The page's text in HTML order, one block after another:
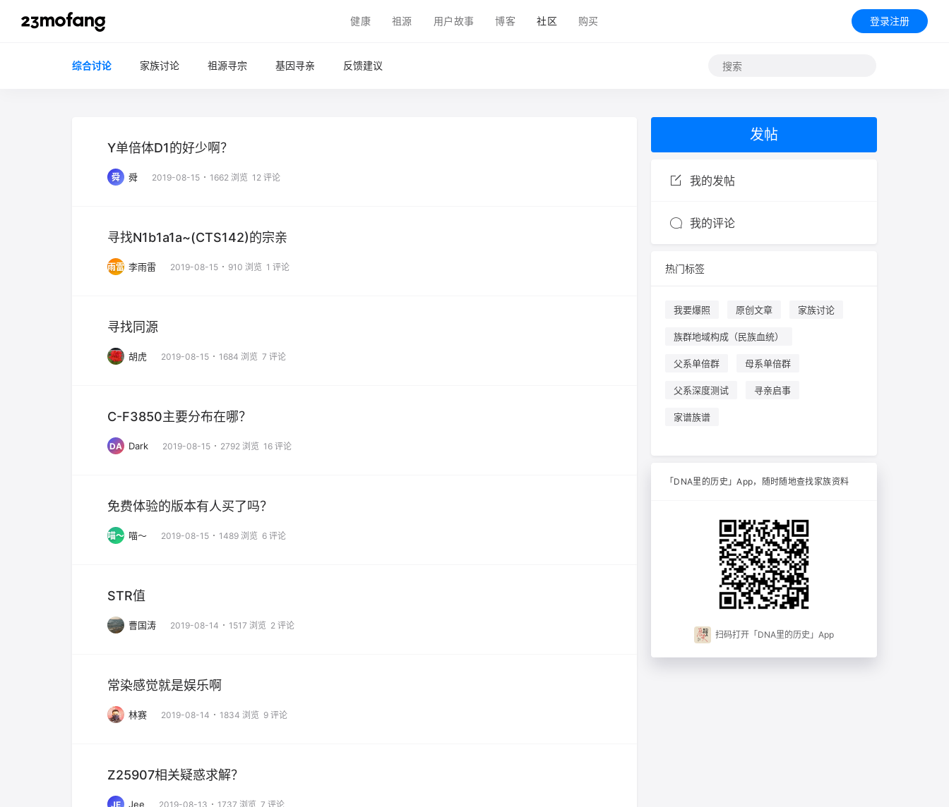
健康 祖源 用户故事 博客 社区 购买 登录注册
综合讨论 家族讨论 祖源寻宗 基因寻亲 反馈建议
Y单倍体D1的好少啊？
舜 舜 2019-08-15 1662 浏览 12 评论
寻找N1b1a1a~(CTS142)的宗亲
雨雷 李雨雷 2019-08-15 910 浏览 1 评论
寻找同源
胡虎 2019-08-15 1684 浏览 7 评论
C-F3850主要分布在哪？
DA Dark 2019-08-15 2792 浏览 16 评论
免费体验的版本有人买了吗？
喵～ 喵～ 2019-08-15 1489 浏览 6 评论
STR值
曹国涛 2019-08-14 1517 浏览 2 评论
常染感觉就是娱乐啊
林赛 2019-08-14 1834 浏览 9 评论
Z25907相关疑惑求解？
JE Jee 2019-08-13 1737 浏览 7 评论
发帖
我的发帖
我的评论
热门标签
我要爆照 原创文章 家族讨论
族群地域构成（民族血统）
父系单倍群 母系单倍群
父系深度测试 寻亲启事
家谱族谱
「DNA里的历史」App，随时随地查找家族资料
扫码打开「DNA里的历史」App